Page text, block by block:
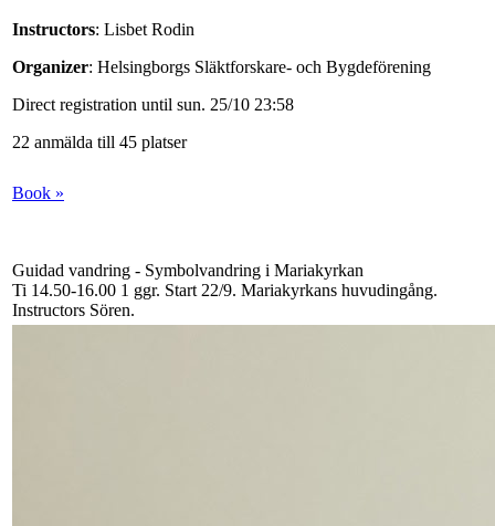
Instructors: Lisbet Rodin
Organizer: Helsingborgs Släktforskare- och Bygdeförening
Direct registration until sun. 25/10 23:58
22 anmälda till 45 platser
Book »
Guidad vandring - Symbolvandring i Mariakyrkan
Ti 14.50-16.00 1 ggr. Start 22/9. Mariakyrkans huvudingång.
Instructors Sören.